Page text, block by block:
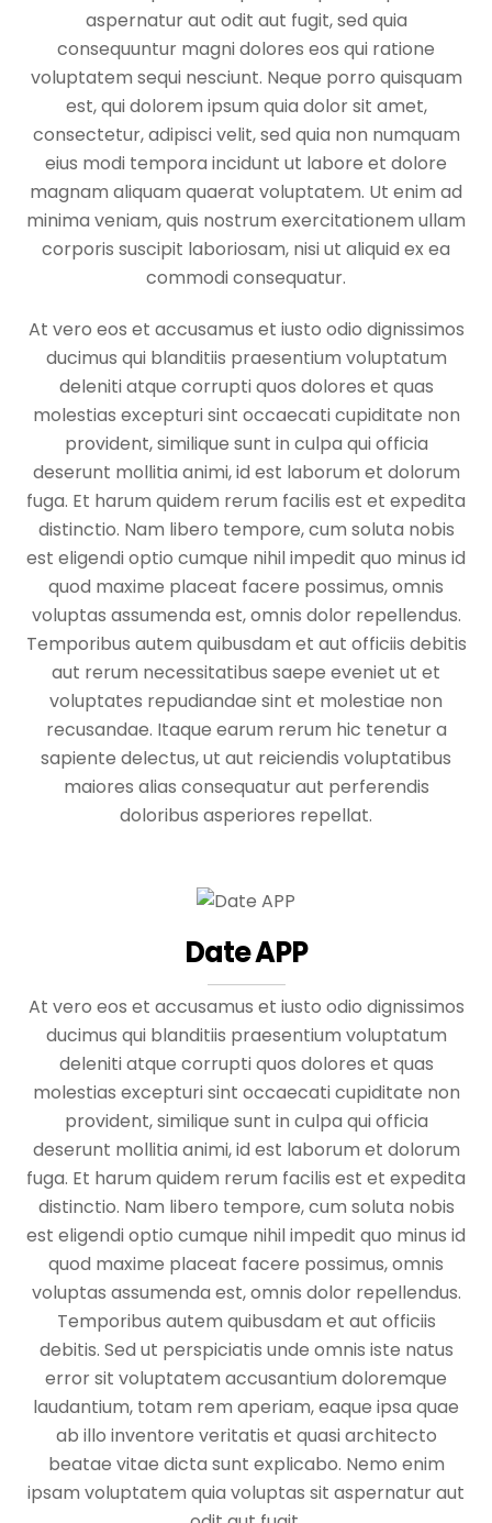
aspernatur aut odit aut fugit, sed quia
consequuntur magni dolores eos qui ratione
voluptatem sequi nesciunt. Neque porro quisquam
est, qui dolorem ipsum quia dolor sit amet,
consectetur, adipisci velit, sed quia non numquam
eius modi tempora incidunt ut labore et dolore
magnam aliquam quaerat voluptatem. Ut enim ad
minima veniam, quis nostrum exercitationem ullam
corporis suscipit laboriosam, nisi ut aliquid ex ea
commodi consequatur.
At vero eos et accusamus et iusto odio dignissimos
ducimus qui blanditiis praesentium voluptatum
deleniti atque corrupti quos dolores et quas
molestias excepturi sint occaecati cupiditate non
provident, similique sunt in culpa qui officia
deserunt mollitia animi, id est laborum et dolorum
fuga. Et harum quidem rerum facilis est et expedita
distinctio. Nam libero tempore, cum soluta nobis
est eligendi optio cumque nihil impedit quo minus id
quod maxime placeat facere possimus, omnis
voluptas assumenda est, omnis dolor repellendus.
Temporibus autem quibusdam et aut officiis debitis
aut rerum necessitatibus saepe eveniet ut et
voluptates repudiandae sint et molestiae non
recusandae. Itaque earum rerum hic tenetur a
sapiente delectus, ut aut reiciendis voluptatibus
maiores alias consequatur aut perferendis
doloribus asperiores repellat.
Date APP
At vero eos et accusamus et iusto odio dignissimos
ducimus qui blanditiis praesentium voluptatum
deleniti atque corrupti quos dolores et quas
molestias excepturi sint occaecati cupiditate non
provident, similique sunt in culpa qui officia
deserunt mollitia animi, id est laborum et dolorum
fuga. Et harum quidem rerum facilis est et expedita
distinctio. Nam libero tempore, cum soluta nobis
est eligendi optio cumque nihil impedit quo minus id
quod maxime placeat facere possimus, omnis
voluptas assumenda est, omnis dolor repellendus.
Temporibus autem quibusdam et aut officiis
debitis. Sed ut perspiciatis unde omnis iste natus
error sit voluptatem accusantium doloremque
laudantium, totam rem aperiam, eaque ipsa quae
ab illo inventore veritatis et quasi architecto
beatae vitae dicta sunt explicabo. Nemo enim
ipsam voluptatem quia voluptas sit aspernatur aut